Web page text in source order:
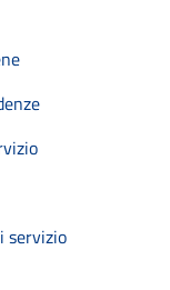
servizio